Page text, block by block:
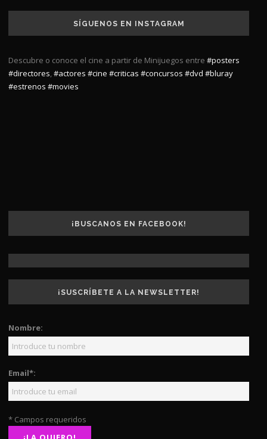
SÍGUENOS EN INSTAGRAM
Descubre o conoce el cine a partir de Minijuegos entre #posters
#directores,#actores #cine #criticas #concursos #dvd #bluray
#estrenos #movies
¡BUSCANOS EN FACEBOOK!
¡SUSCRÍBETE A LA NEWSLETTER!
Nombre:
Email*:
* Campos requeridos